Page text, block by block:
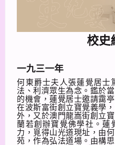
校史
一九三一年
何東爵士夫人張蓮覺居士
法、利濟眾生為念。鑑於
的機會，蓮覺居士邀請靄
在波斯富街創立寶覺義學
外，又於澳門龍嵩街創立
蘭若創辦寶覺佛學社。蓮
力，覓得山光道現址，由
苑，作為弘法道場。由構